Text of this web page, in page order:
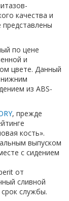
качества и
по цене
и
цвете. Данный
нижним
из ABS-
, прежде
кость».
выпуском
с сидением
от
сливной
службы.